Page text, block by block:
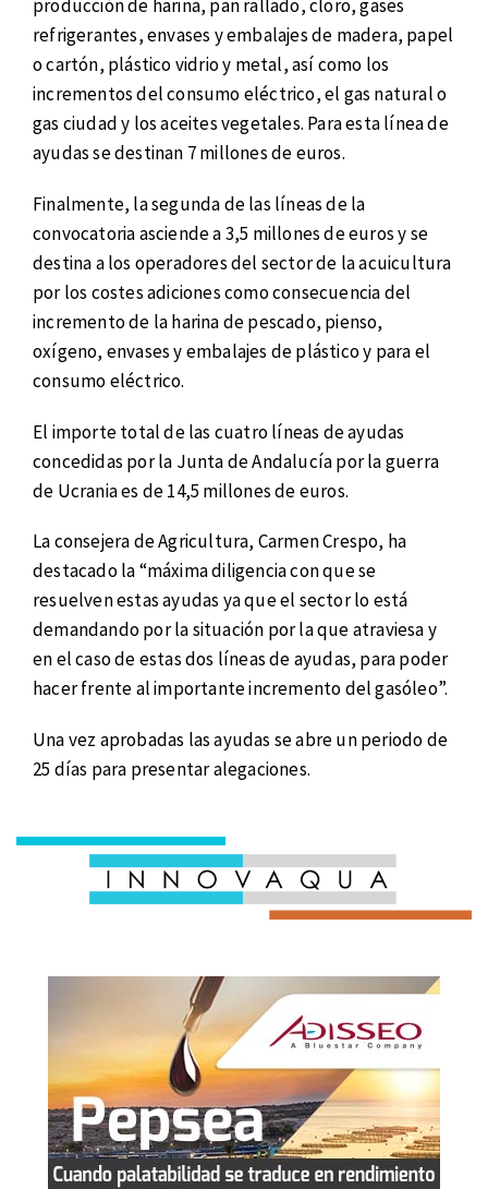
producción de harina, pan rallado, cloro, gases
refrigerantes, envases y embalajes de madera, papel
o cartón, plástico vidrio y metal, así como los
incrementos del consumo eléctrico, el gas natural o
gas ciudad y los aceites vegetales. Para esta línea de
ayudas se destinan 7 millones de euros.
Finalmente, la segunda de las líneas de la
convocatoria asciende a 3,5 millones de euros y se
destina a los operadores del sector de la acuicultura
por los costes adiciones como consecuencia del
incremento de la harina de pescado, pienso,
oxígeno, envases y embalajes de plástico y para el
consumo eléctrico.
El importe total de las cuatro líneas de ayudas
concedidas por la Junta de Andalucía por la guerra
de Ucrania es de 14,5 millones de euros.
La consejera de Agricultura, Carmen Crespo, ha
destacado la “máxima diligencia con que se
resuelven estas ayudas ya que el sector lo está
demandando por la situación por la que atraviesa y
en el caso de estas dos líneas de ayudas, para poder
hacer frente al importante incremento del gasóleo”.
Una vez aprobadas las ayudas se abre un periodo de
25 días para presentar alegaciones.